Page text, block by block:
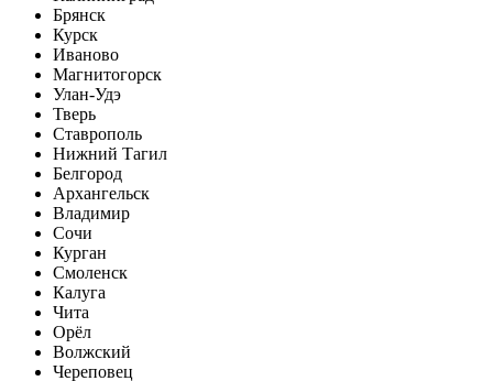
Брянск
Курск
Иваново
Магнитогорск
Улан-Удэ
Тверь
Ставрополь
Нижний Тагил
Белгород
Архангельск
Владимир
Сочи
Курган
Смоленск
Калуга
Чита
Орёл
Волжский
Череповец